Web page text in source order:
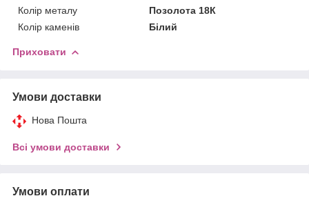
Колір металу
Позолота 18К
Колір каменів
Білий
Приховати
Умови доставки
Нова Пошта
Всі умови доставки
Умови оплати